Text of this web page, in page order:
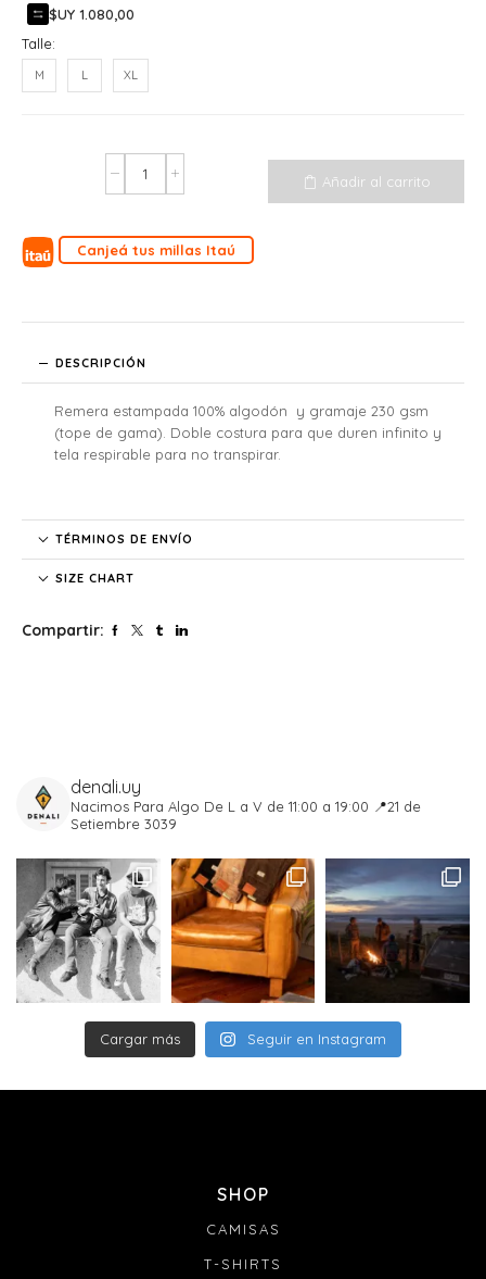
$UY 1.080,00
Talle:
M L XL
Añadir al carrito
Canjeá tus millas Itaú
DESCRIPCIÓN
Remera estampada 100% algodón y gramaje 230 gsm
(tope de gama). Doble costura para que duren infinito y
tela respirable para no transpirar.
TÉRMINOS DE ENVÍO
SIZE CHART
Compartir:
denali.uy
Nacimos Para Algo De L a V de 11:00 a 19:00 📍21 de
Setiembre 3039
Cargar más Seguir en Instagram
SHOP
CAMISAS
T-SHIRTS